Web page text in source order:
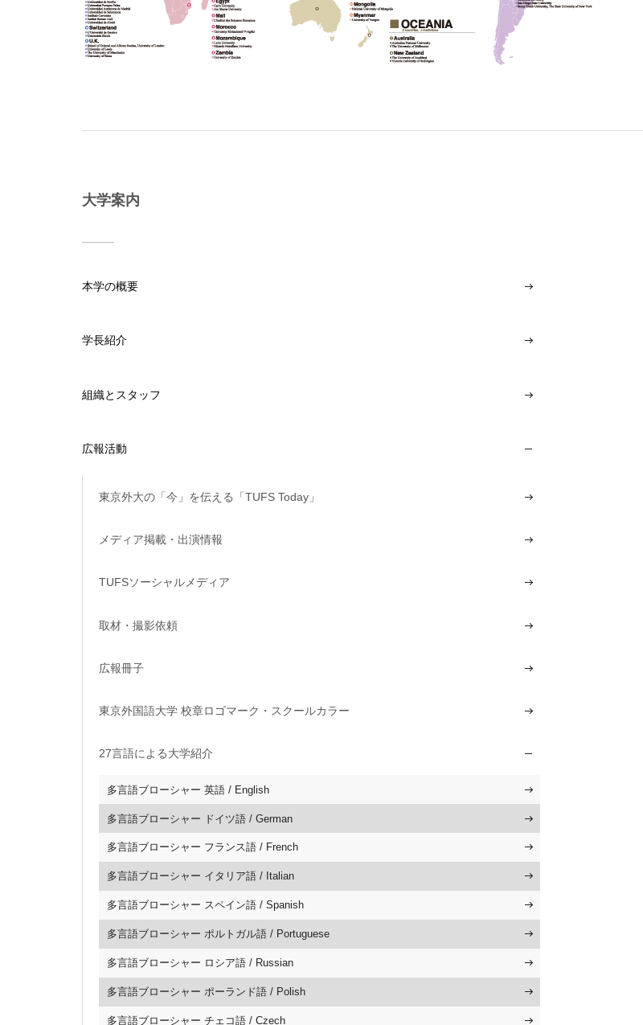
大学案内
本学の概要
学長紹介
組織とスタッフ
広報活動
東京外大の「今」を伝える「TUFS Today」
メディア掲載・出演情報
TUFSソーシャルメディア
取材・撮影依頼
広報冊子
東京外国語大学 校章ロゴマーク・スクールカラー
27言語による大学紹介
多言語ブローシャー 英語 / English
多言語ブローシャー ドイツ語 / German
多言語ブローシャー フランス語 / French
多言語ブローシャー イタリア語 / Italian
多言語ブローシャー スペイン語 / Spanish
多言語ブローシャー ポルトガル語 / Portuguese
多言語ブローシャー ロシア語 / Russian
多言語ブローシャー ポーランド語 / Polish
多言語ブローシャー チェコ語 / Czech